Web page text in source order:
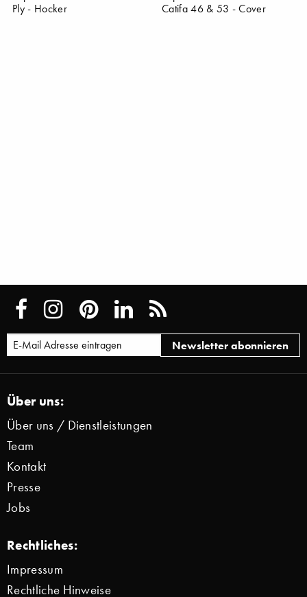
Ply - Hocker
Catifa 46 & 53 - Cover
Über uns:
Über uns / Dienstleistungen
Team
Kontakt
Presse
Jobs
Rechtliches:
Impressum
Rechtliche Hinweise